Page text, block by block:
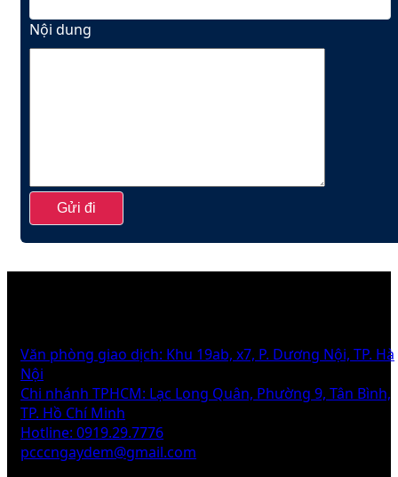
Nội dung
Văn phòng giao dịch: Khu 19ab, x7, P. Dương Nội, TP. Hà
Nội
Chi nhánh TPHCM: Lạc Long Quân, Phường 9, Tân Bình,
TP. Hồ Chí Minh
Hotline: 0919.29.7776
pcccngaydem@gmail.com